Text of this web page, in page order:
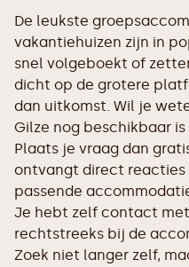
De leukste
vakantiehuizen zijn in
snel volgeboekt of
dicht op de grotere
dan uitkomst. Wil je
Gilze nog beschikbaar
Plaats je vraag dan
ontvangt direct reacties
passende
Je hebt zelf contact
rechtstreeks bij de
Zoek niet langer zelf,